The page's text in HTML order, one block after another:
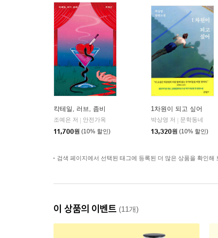
칵테일, 러브, 좀비
조예은 저
안전가옥
11,700원 (10% 할인)
1차원이 되고 싶어
박상영 저
문학동네
13,320원 (10% 할인)
검색 페이지에서 선택된 태그에 등록된 더 많은 상품을 확인해
이 상품의 이벤트 (11개)